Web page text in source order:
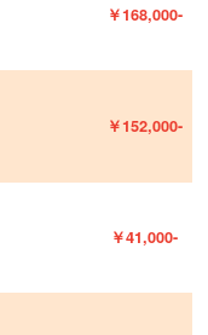
￥168,000-
￥152,000-
￥41,000-